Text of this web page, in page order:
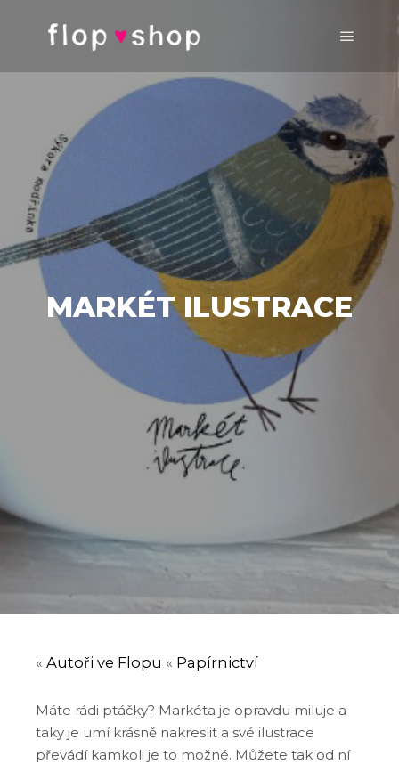
MARKÉT ILUSTRACE
« Autoři ve Flopu « Papírnictví
Máte rádi ptáčky? Markéta je opravdu miluje a
taky je umí krásně nakreslit a své ilustrace
převádí kamkoli je to možné. Můžete tak od ní